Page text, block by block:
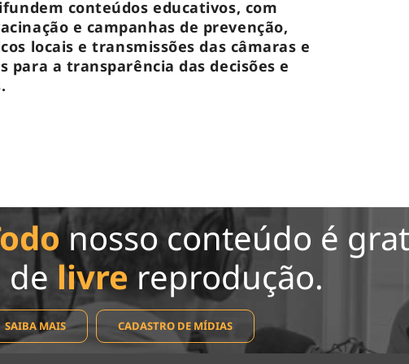
conteúdos educativos, com
e campanhas de prevenção,
locais e transmissões das câmaras e
para a transparência das decisões e
nosso conteúdo é
de livre reprodução.
SAIBA MAIS CADASTRO DE MÍDIAS